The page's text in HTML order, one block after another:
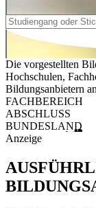
Die vorgestellten
Hochschulen,
Bildungsanbietern
FACHBEREICH
ABSCHLUSS
BUNDESLAND
Anzeige